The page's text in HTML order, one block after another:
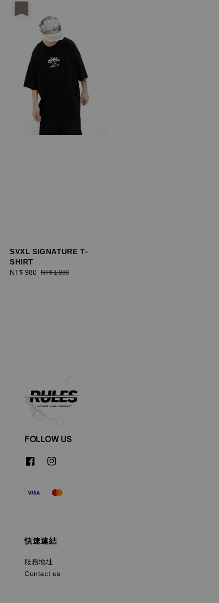
SVXL SIGNATURE T-
SHIRT
Sale
NT$ 980 Regular
NT$ 1,080
FOLLOW US
快速連結
服務地址
Contact us